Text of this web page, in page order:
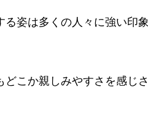
姿は多くの人々に強い印
こか親しみやすさを感じ